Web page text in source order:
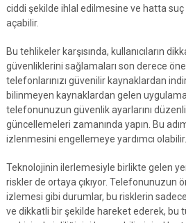
ciddi şekilde ihlal edilmesine ve hatta suç
açabilir.
Bu tehlikeler karşısında, kullanıcıların
güvenliklerini sağlamaları son derece
telefonlarınızı güvenilir kaynaklardan
bilinmeyen kaynaklardan gelen
telefonunuzun güvenlik ayarlarını
güncellemeleri zamanında yapın. Bu
izlenmesini engellemeye yardımcı olabilir.
Teknolojinin ilerlemesiyle birlikte gelen
riskler de ortaya çıkıyor. Telefonunuzun
izlemesi gibi durumlar, bu risklerin
ve dikkatli bir şekilde hareket ederek, bu